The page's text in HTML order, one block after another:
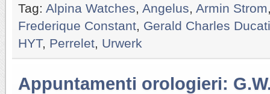
Tag: Alpina Watches Angelus Armin Strom
Frederique Constant Gerald Charles Ducati
HYT, Perrelet Urwerk
Appuntamenti orologieri: